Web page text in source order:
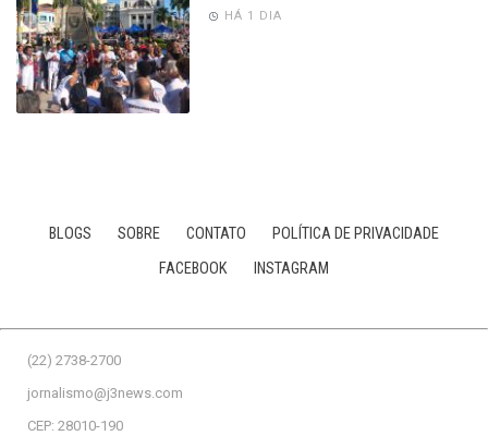
HÁ 1 DIA
BLOGS SOBRE CONTATO
POLÍTICA DE PRIVACIDADE
FACEBOOK
INSTAGRAM
(22) 2738-2700
jornalismo@j3news.com
CEP: 28010-190